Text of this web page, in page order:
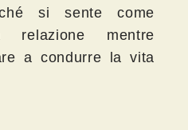
si sente come
relazione mentre
a condurre la vita